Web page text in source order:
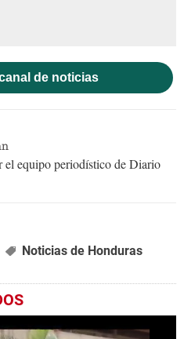
de noticias
equipo periodístico de Diario
Noticias de Honduras